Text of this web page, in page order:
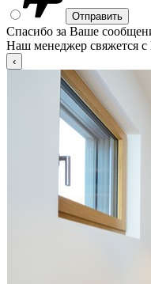
Спасибо за Ваше
Наш менеджер свяжется